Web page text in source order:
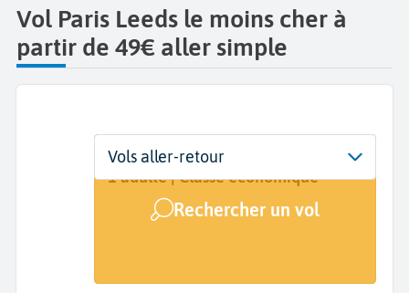
Vol Paris Leeds le moins cher à
partir de 49€ aller simple
Départ
Paris (PAR)
Dates
Dates de votre voyage
Voyageurs | Classe
1 adulte | Classe économique
Rechercher un vol
Vols aller-retour